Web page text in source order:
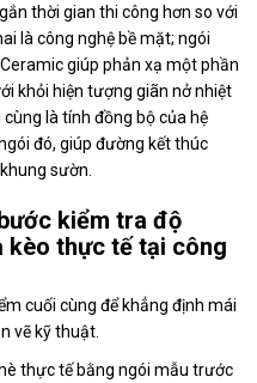
thời gian thi công hơn so với
là công nghệ bề mặt; ngói
giúp phản xạ một phần
khỏi hiện tượng giãn nở nhiệt
là tính đồng bộ của hệ
đó, giúp đường kết thúc
sườn.
kiểm tra độ
thực tế tại công
cuối cùng để khẳng định mái
vẽ kỹ thuật.
thực tế bằng ngói mẫu trước